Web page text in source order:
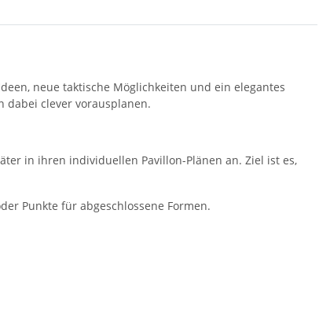
neue taktische Möglichkeiten und ein elegantes
dabei clever vorausplanen.
in ihren individuellen Pavillon-Plänen an. Ziel ist es,
Punkte für abgeschlossene Formen.